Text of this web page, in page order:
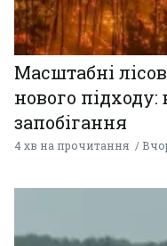
Масштабні
нового
запобігання
4 хв на прочитання